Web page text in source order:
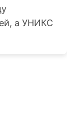
а УНИКС